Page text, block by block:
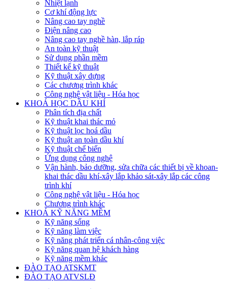
Nhiệt lạnh
Cơ khí động lực
Nâng cao tay nghề
Điện nâng cao
Nâng cao tay nghề hàn, lắp ráp
An toàn kỹ thuật
Sử dụng phần mềm
Thiết kế kỹ thuật
Kỹ thuật xây dựng
Các chương trình khác
Công nghệ vật liệu - Hóa học
KHOÁ HỌC DẦU KHÍ
Phân tích địa chất
Kỹ thuật khai thác mỏ
Kỹ thuật lọc hoá dầu
Kỹ thuật an toàn dầu khí
Kỹ thuật chế biến
Ứng dụng công nghệ
Vận hành, bảo dưỡng, sửa chữa các thiết bị về khoan-
khai thác dầu khí-xây lắp khảo sát-xây lắp các công
trình khí
Công nghệ vật liệu - Hóa học
Chương trình khác
KHOÁ KỸ NĂNG MỀM
Kỹ năng sống
Kỹ năng làm việc
Kỹ năng phát triển cá nhân-công việc
Kỹ năng quan hệ khách hàng
Kỹ năng mềm khác
ĐÀO TẠO ATSKMT
ĐÀO TẠO ATVSLĐ